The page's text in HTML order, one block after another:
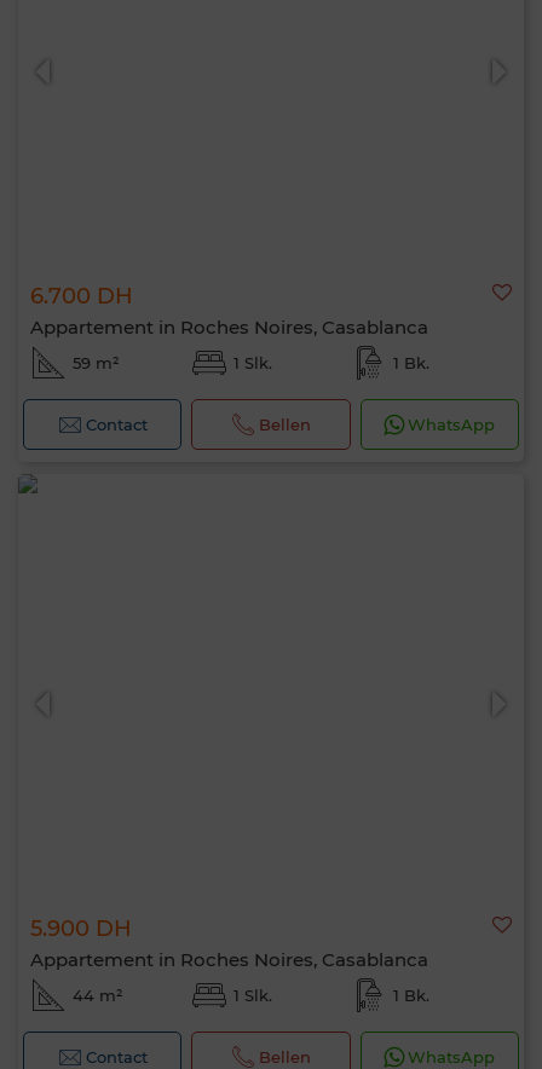
6.700 DH
Appartement in Roches Noires, Casablanca
59 m² 1 Slk. 1 Bk.
Contact Bellen WhatsApp
5.900 DH
Appartement in Roches Noires, Casablanca
44 m² 1 Slk. 1 Bk.
Contact Bellen WhatsApp